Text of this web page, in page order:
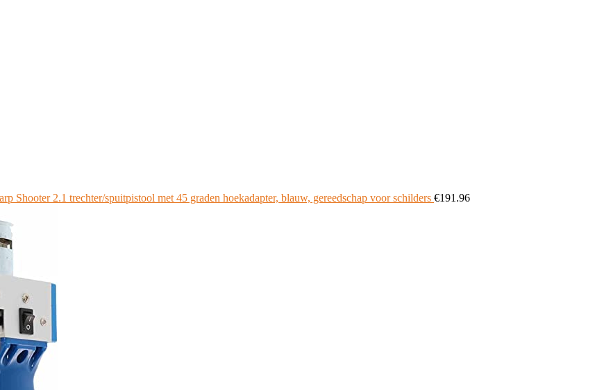
Shooter 2.1 trechter/spuitpistool met 45 graden hoekadapter, blauw, gereedschap voor schilders €191.96